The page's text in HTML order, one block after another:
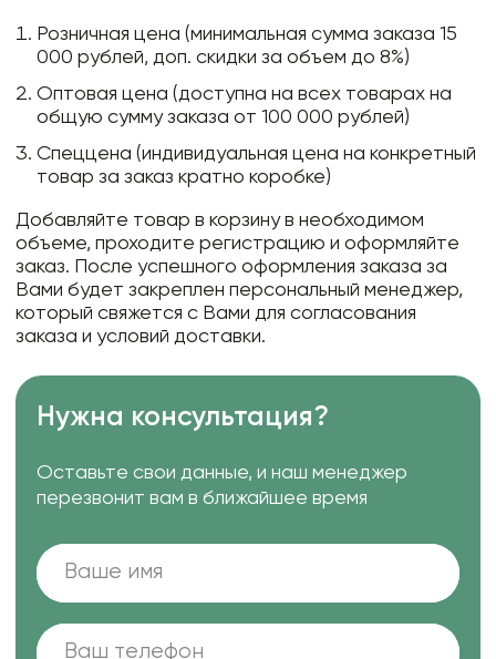
Розничная цена (минимальная сумма заказа 15
000 рублей, доп. скидки за объем до 8%)
Оптовая цена (доступна на всех товарах на
общую сумму заказа от 100 000 рублей)
Спеццена (индивидуальная цена на конкретный
товар за заказ кратно коробке)
Добавляйте товар в корзину в необходимом
объеме, проходите регистрацию и оформляйте
заказ. После успешного оформления заказа за
Вами будет закреплен персональный менеджер,
который свяжется с Вами для согласования
заказа и условий доставки.
Нужна консультация?
Оставьте свои данные, и наш менеджер
перезвонит вам в ближайшее время